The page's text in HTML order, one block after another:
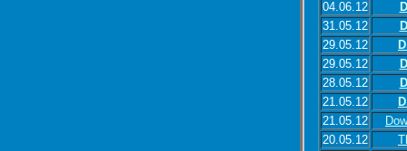
04.06.12
31.05.12
29.05.12
29.05.12
28.05.12
21.05.12
21.05.12
20.05.12